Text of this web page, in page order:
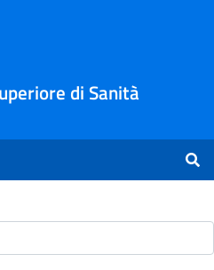
di Sanità
Ricerca -